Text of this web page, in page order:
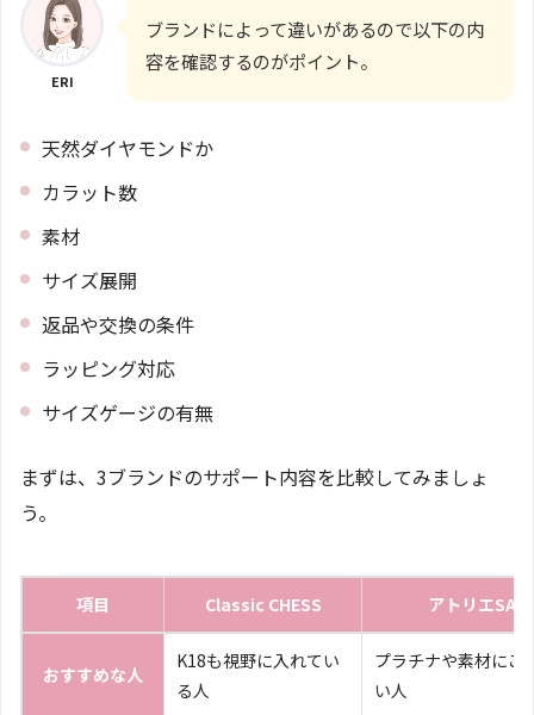
ERI
ブランドによって違いがあるので以下の内
容を確認するのがポイント。
天然ダイヤモンドか
カラット数
素材
サイズ展開
返品や交換の条件
ラッピング対応
サイズゲージの有無
まずは、3ブランドのサポート内容を比較してみましょ
う。
項目 Classic CHESS アトリエ
おすすめな人
K18も視野に入れてい
る人
プラチナや素材にこ
い人